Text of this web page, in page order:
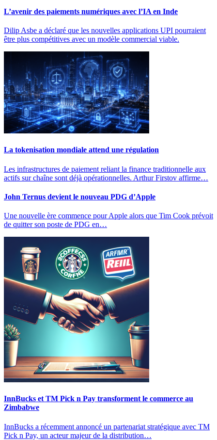
L’avenir des paiements numériques avec l’IA en Inde
Dilip Asbe a déclaré que les nouvelles applications UPI pourraient
être plus compétitives avec un modèle commercial viable.
La tokenisation mondiale attend une régulation
Les infrastructures de paiement reliant la finance traditionnelle aux
actifs sur chaîne sont déjà opérationnelles. Arthur Firstov affirme…
John Ternus devient le nouveau PDG d’Apple
Une nouvelle ère commence pour Apple alors que Tim Cook prévoit
de quitter son poste de PDG en…
InnBucks et TM Pick n Pay transforment le commerce au
Zimbabwe
InnBucks a récemment annoncé un partenariat stratégique avec TM
Pick n Pay, un acteur majeur de la distribution…